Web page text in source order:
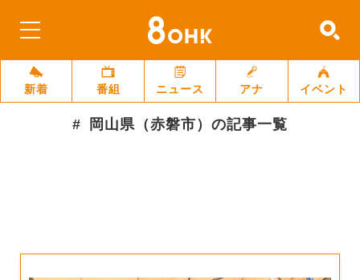
新着 番組 ニュース アナ イベント
岡山県（赤磐市） の記事一覧